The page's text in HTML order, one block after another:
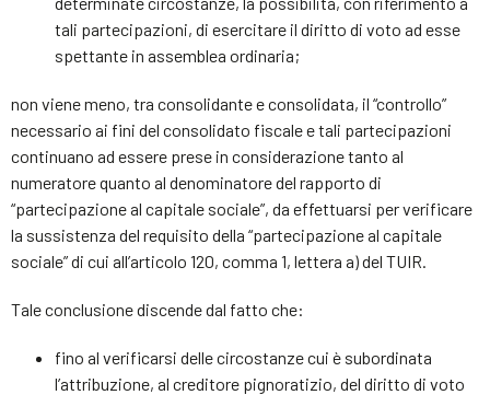
tali partecipazioni, di esercitare il diritto di voto ad esse
spettante in assemblea ordinaria;
non viene meno, tra consolidante e consolidata, il “controllo”
necessario ai fini del consolidato fiscale e tali partecipazioni
continuano ad essere prese in considerazione tanto al
numeratore quanto al denominatore del rapporto di
“partecipazione al capitale sociale”, da effettuarsi per verificare
la sussistenza del requisito della “partecipazione al capitale
sociale” di cui all’articolo 120, comma 1, lettera a) del TUIR.
Tale conclusione discende dal fatto che:
fino al verificarsi delle circostanze cui è subordinata
l’attribuzione, al creditore pignoratizio, del diritto di voto